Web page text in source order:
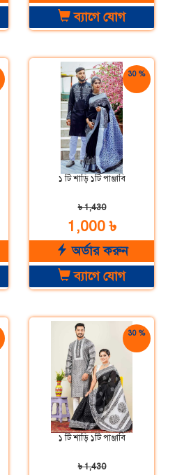
ব্যাগে যোগ
30 %
১ টি শাড়ি ১টি পাঞ্জাবি
৳ 1,430
1,000 ৳
অর্ডার করুন
ব্যাগে যোগ
30 %
১ টি শাড়ি ১টি পাঞ্জাবি
৳ 1,430